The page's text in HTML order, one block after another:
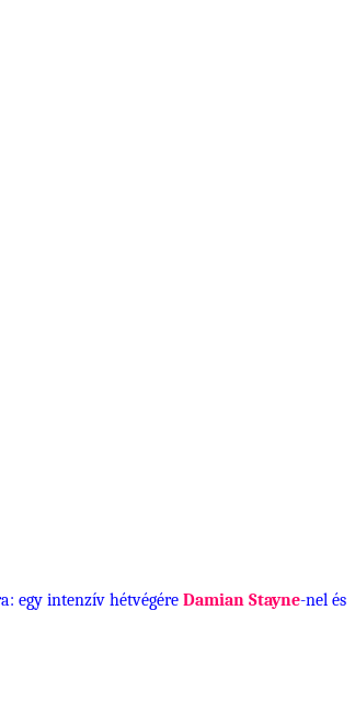
egy intenzív hétvégére Damian Stayne-nel és